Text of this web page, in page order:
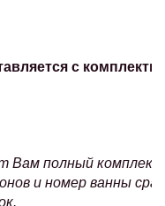
с
Вам полный комплект
и номер ванны